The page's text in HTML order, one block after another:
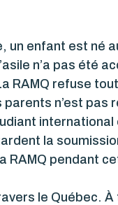
enfant est né
n’a pas été
RAMQ refuse
n’est pas
international
la
RAMQ pendant
le Québec.